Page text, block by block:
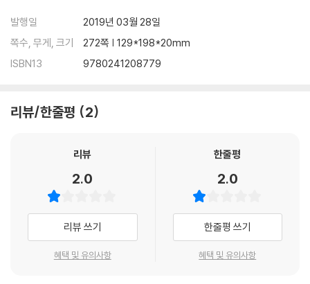
ely proven to be inconsistent and changeable.
es and counterintuitive experiments, we are all characters of
on our past experiences. And, as Chater shows us, recognisin
g this can be liberating.
발행일
2019년 03월 28일
쪽수, 무게, 크기
272쪽 | 129*198*20mm
ISBN13
9780241208779
리뷰/한줄평 2
리뷰
2.0
리뷰 쓰기
혜택 및 유의사항
한줄평
2.0
한줄평 쓰기
혜택 및 유의사항